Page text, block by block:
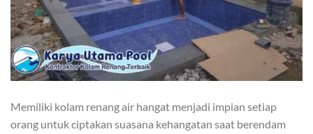
Memiliki kolam renang air hangat menjadi impian setiap
orang untuk ciptakan suasana kehangatan saat berendam